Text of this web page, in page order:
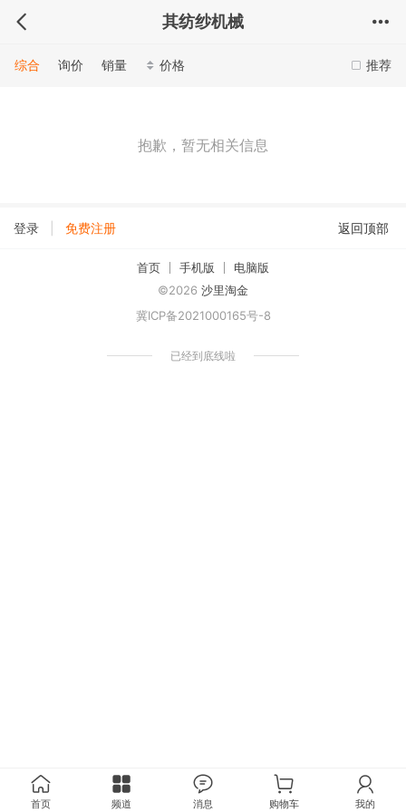
其纺纱机械
推荐
综合 询价 销量 价格
抱歉，暂无相关信息
登录 免费注册 返回顶部
首页 手机版
电脑版
©2026 沙里淘金
冀ICP备2021000165号-8
已经到底线啦
首页 频道 消息 购物车 我的